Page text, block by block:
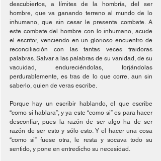
descubiertos, a límites de la hombría, del ser
hombre, que va ganando terreno al mundo de lo
inhumano, que sin cesar le presenta combate. A
este combate del hombre con lo inhumano, acude
el escritor, venciendo en un glorioso encuentro de
reconciliación con las tantas veces traidoras
palabras. Salvar a las palabras de su vanidad, de su
vacuidad, endureciéndolas, forjándolas
perdurablemente, es tras de lo que corre, aun sin
saberlo, quien de veras escribe.
Porque hay un escribir hablando, el que escribe
“como si hablara”; y ya este “como si” es para hacer
desconfiar, pues la razón de ser algo ha de ser
razón de ser esto y sólo esto. Y el hacer una cosa
“como si” fuese otra, le resta y socava todo su
sentido, y pone en entredicho su necesidad.